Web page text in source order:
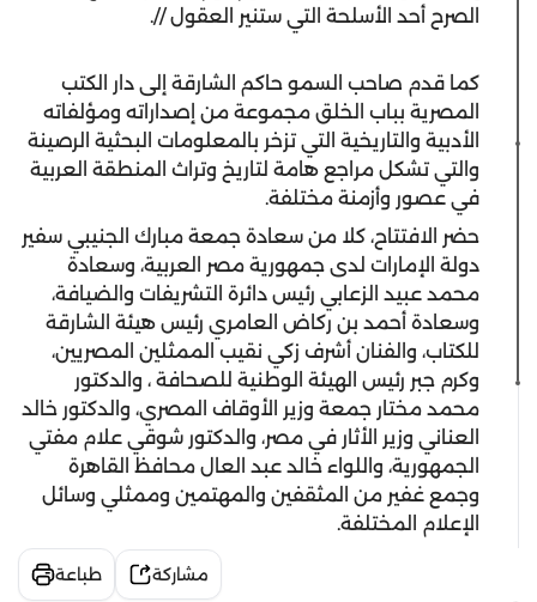
الصرح أحد الأسلحة التي ستنير العقول //.
كما قدم صاحب السمو حاكم الشارقة إلى دار الكتب
المصرية بباب الخلق مجموعة من إصداراته ومؤلفاته
الأدبية والتاريخية التي تزخر بالمعلومات البحثية الرصينة
والتي تشكل مراجع هامة لتاريخ وتراث المنطقة العربية
في عصور وأزمنة مختلفة.
حضر الافتتاح، كلا من سعادة جمعة مبارك الجنيبي سفير
دولة الإمارات لدى جمهورية مصر العربية، وسعادة
محمد عبيد الزعابي رئيس دائرة التشريفات والضيافة،
وسعادة أحمد بن ركاض العامري رئيس هيئة الشارقة
للكتاب، والفنان أشرف زكي نقيب الممثلين المصريين،
وكرم جبر رئيس الهيئة الوطنية للصحافة ، والدكتور
محمد مختار جمعة وزير الأوقاف المصري، والدكتور خالد
العناني وزير الأثار في مصر، والدكتور شوقي علام مفتي
الجمهورية، واللواء خالد عبد العال محافظ القاهرة
وجمع غفير من المثقفين والمهتمين وممثلي وسائل
الإعلام المختلفة.
مشاركة طباعة